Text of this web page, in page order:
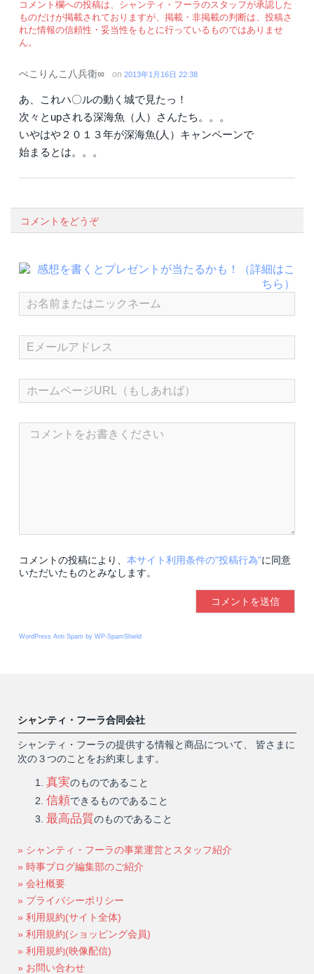
コメント欄への投稿は、シャンティ・フーラのスタッフが承認した
ものだけが掲載されておりますが、掲載・非掲載の判断は、投稿さ
れた情報の信頼性・妥当性をもとに行っているものではありませ
ん。
ぺこりんこ八兵衛∞ on 2013年1月16日 22:38
あ、これハ〇ルの動く城で見たっ！
次々とupされる深海魚（人）さんたち。。。
いやはや２０１３年が深海魚(人）キャンペーンで
始まるとは。。。
コメントをどうぞ
コメントの投稿により、 本サイト利用条件の"投稿行為"に同意
いただいたものとみなします。
WordPress Anti Spam by WP-SpamShield
シャンティ・フーラ合同会社
シャンティ・フーラの提供する情報と商品について、 皆さまに
次の３つのことをお約束します。
真実のものであること
信頼できるものであること
最高品質のものであること
» シャンティ・フーラの事業運営とスタッフ紹介
» 時事ブログ編集部のご紹介
» 会社概要
» プライバシーポリシー
» 利用規約(サイト全体)
» 利用規約(ショッピング会員)
» 利用規約(映像配信)
» お問い合わせ